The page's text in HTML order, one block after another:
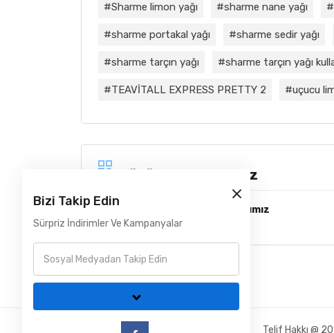
Bizi Takip Edin
Sürpriz İndirimler Ve Kampanyalar
Sharme limon yağı sharme nane yağı
sharme portakal yağı sharme sedir yağı
sharme tarçın yağı sharme tarçın yağı
TEAVİTALL EXPRESS PRETTY 2 uçucu
Çözüm Ortaklarımız
Lojistik ve Kurye Çözüm Ortağımız
Telif Hakkı @